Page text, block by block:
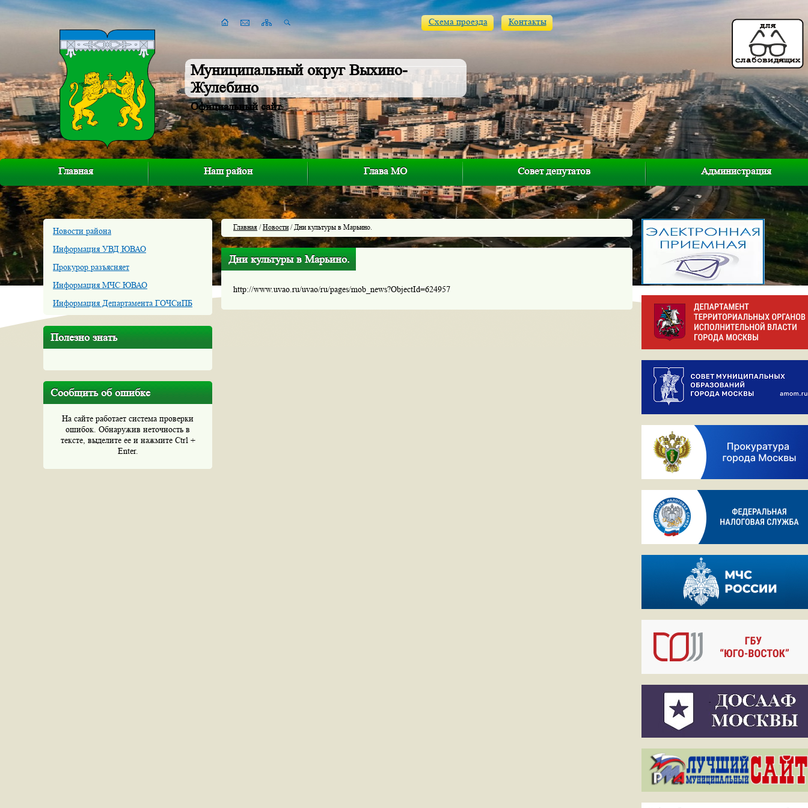
Муниципальный округ Выхино-
Жулебино
Официальный сайт
Схема проезда Контакты
Главная Наш район Глава МО Совет депутатов Администрация
Новости района
Информация УВД ЮВАО
Прокурор разъясняет
Информация МЧС ЮВАО
Информация Департамента ГОЧСиПБ
Полезно знать
Сообщить об ошибке
На сайте работает система проверки
ошибок. Обнаружив неточность в
тексте, выделите ее и нажмите Ctrl +
Enter.
Главная /Новости/ Дни культуры в Марьино.
Дни культуры в Марьино.
http://www.uvao.ru/uvao/ru/pages/mob_news?ObjectId=624957